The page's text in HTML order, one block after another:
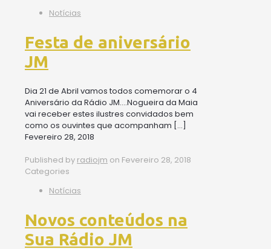
Notícias
Festa de aniversário
JM
Dia 21 de Abril vamos todos comemorar o 4
Aniversário da Rádio JM….Nogueira da Maia
vai receber estes ilustres convidados bem
como os ouvintes que acompanham […]
Fevereiro 28, 2018
Published by radiojm on Fevereiro 28, 2018
Categories
Notícias
Novos conteúdos na
Sua Rádio JM